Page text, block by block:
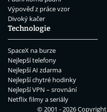
Výpověď z práce vzor
Divoký kačer
Technologie
SpaceX na burze
Nejlepší telefony
Nejlepší AI zdarma
Nejlepší chytré hodinky
Nejlepší VPN – srovnání
Netflix filmy a seriály
© 2001 - 2026 Copyright